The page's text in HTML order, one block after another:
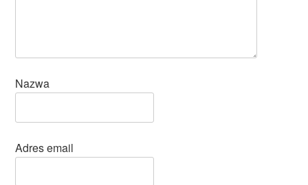
Nazwa
Adres email